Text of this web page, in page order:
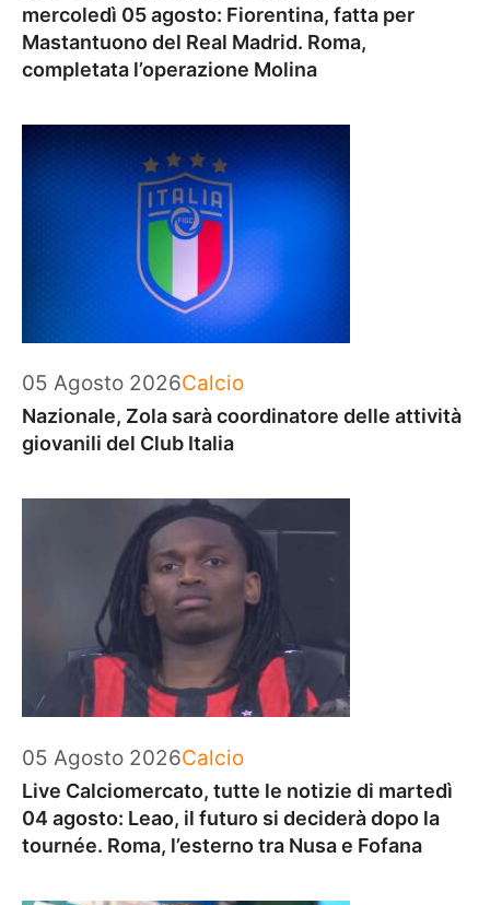
mercoledì 05 agosto: Fiorentina, fatta per
Mastantuono del Real Madrid. Roma,
completata l’operazione Molina
05 Agosto 2026Categorie
Calcio
Nazionale, Zola sarà coordinatore delle attività
giovanili del Club Italia
05 Agosto 2026Categorie
Calcio
Live Calciomercato, tutte le notizie di martedì
04 agosto: Leao, il futuro si deciderà dopo la
tournée. Roma, l’esterno tra Nusa e Fofana